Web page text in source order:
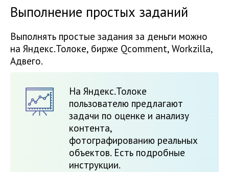
Выполнение простых заданий
Выполнять простые задания за деньги можно
на Яндекс.Толоке, бирже Qcomment, Workzilla,
Адвего.
На Яндекс.Толоке
пользователю предлагают
задачи по оценке и анализу
контента,
фотографированию реальных
объектов. Есть подробные
инструкции.